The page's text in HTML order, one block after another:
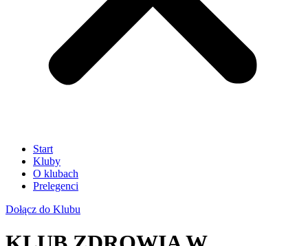
Start
Kluby
O klubach
Prelegenci
Dołącz do Klubu